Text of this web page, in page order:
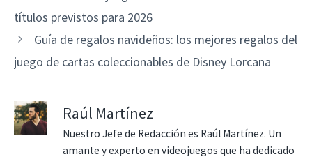
títulos previstos para 2026
Guía de regalos navideños: los mejores regalos del
juego de cartas coleccionables de Disney Lorcana
Raúl Martínez
Nuestro Jefe de Redacción es Raúl Martínez. Un
amante y experto en videojuegos que ha dedicado